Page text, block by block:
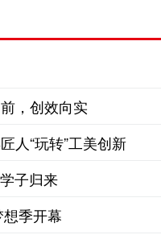
，创效向实
人“玩转”工美创新
子归来
季开幕